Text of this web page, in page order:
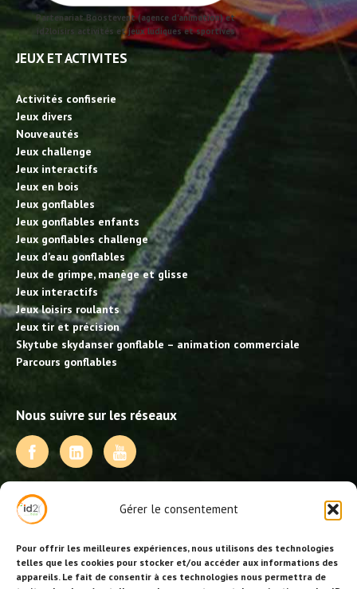
Gérer le consentement
Pour offrir les meilleures expériences, nous utilisons des technologies
telles que les cookies pour stocker et/ou accéder aux informations des
appareils. Le fait de consentir à ces technologies nous permettra de
Partenariat Boostevent (agence d'animation) et
id2loisirs activités et jeux ludiques et sportives
JEUX ET ACTIVITES
Activités confiserie
Jeux divers
Nouveautés
Jeux challenge
Jeux interactifs
Jeux en bois
Jeux gonflables
Jeux gonflables enfants
Jeux gonflables challenge
Jeux d’eau gonflables
Jeux de grimpe, manège et glisse
Jeux interactifs
Jeux loisirs roulants
Jeux tir et précision
Skytube skydanser gonflable – animation commerciale
Parcours gonflables
Nous suivre sur les réseaux
NOS PRESTATIONS
Activités, jeux et animations BDE
Animations événementielles
Animations EVJF – EVJG
Animations hôtellerie